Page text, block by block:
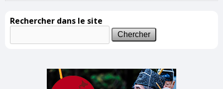
Rechercher dans le site